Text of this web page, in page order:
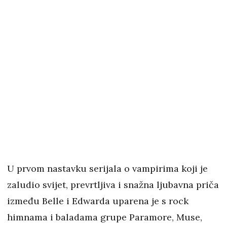
U prvom nastavku serijala o vampirima koji je
zaludio svijet, prevrtljiva i snažna ljubavna priča
između Belle i Edwarda uparena je s rock
himnama i baladama grupe Paramore, Muse,